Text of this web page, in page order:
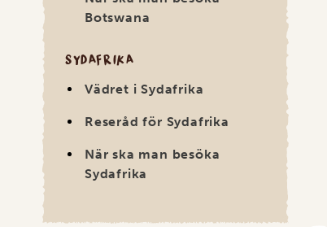
Botswana
SYDAFRIKA
Vädret i Sydafrika
Reseråd för Sydafrika
När ska man besöka
Sydafrika